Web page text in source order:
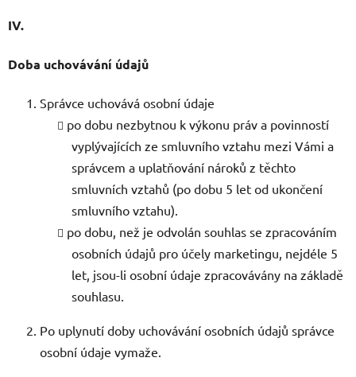
IV.
Doba uchovávání údajů
Správce uchovává osobní údaje
po dobu nezbytnou k výkonu práv a povinností
vyplývajících ze smluvního vztahu mezi Vámi a
správcem a uplatňování nároků z těchto
smluvních vztahů (po dobu 5 let od ukončení
smluvního vztahu).
po dobu, než je odvolán souhlas se zpracováním
osobních údajů pro účely marketingu, nejdéle 5
let, jsou-li osobní údaje zpracovávány na základě
souhlasu.
Po uplynutí doby uchovávání osobních údajů správce
osobní údaje vymaže.